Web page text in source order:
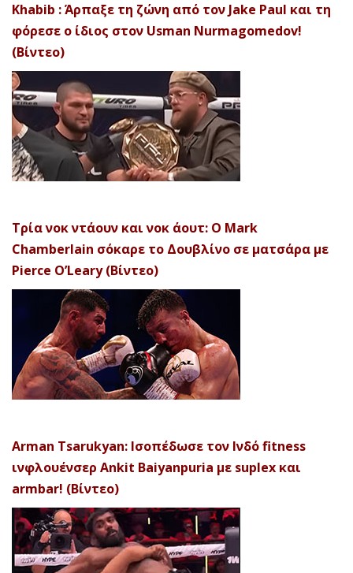
Khabib : Άρπαξε τη ζώνη από τον Jake Paul και τη
φόρεσε ο ίδιος στον Usman Nurmagomedov!
(Βίντεο)
Τρία νοκ ντάουν και νοκ άουτ: Ο Mark
Chamberlain σόκαρε το Δουβλίνο σε ματσάρα με
Pierce O’Leary (Βίντεο)
Arman Tsarukyan: Ισοπέδωσε τον Ινδό fitness
ινφλουένσερ Ankit Baiyanpuria με suplex και
armbar! (Βίντεο)